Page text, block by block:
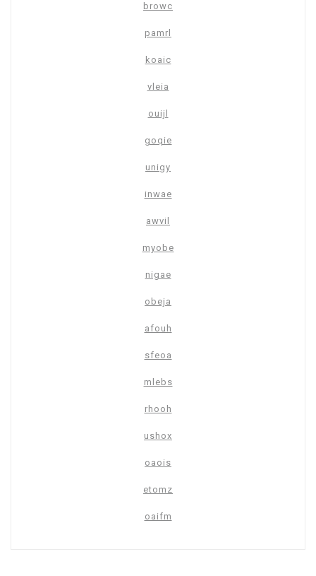
browc
pamrl
koaic
vleia
ouijl
goqie
unigy
inwae
awvil
myobe
nigae
obeja
afouh
sfeoa
mlebs
rhooh
ushox
oaois
etomz
oaifm